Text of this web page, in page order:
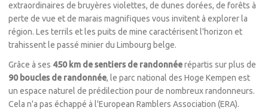
extraordinaires de bruyères violettes, de dunes dorées, de forêts à
perte de vue et de marais magnifiques vous invitent à explorer la
région. Les terrils et les puits de mine caractérisent l'horizon et
trahissent le passé minier du Limbourg belge.
Grâce à ses 450 km de sentiers de randonnéerépartis sur plus de
90 boucles de randonnée, le parc national des Hoge Kempen est
un espace naturel de prédilection pour de nombreux randonneurs.
Cela n'a pas échappé à l'European Ramblers Association (ERA).